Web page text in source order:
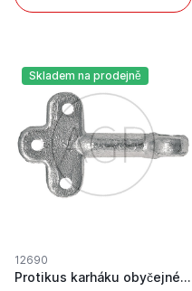
Skladem na prodejně
12690
Protikus karháku obyčejného velikost 0